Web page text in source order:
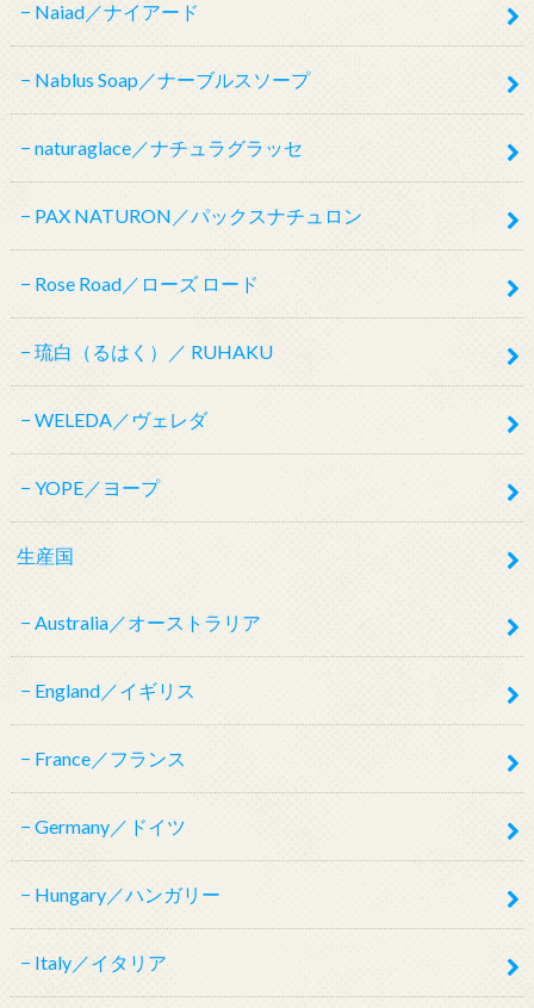
Naiad／ナイアード
Nablus Soap／ナーブルスソープ
naturaglace／ナチュラグラッセ
PAX NATURON／パックスナチュロン
Rose Road／ローズ ロード
琉白（るはく）／ RUHAKU
WELEDA／ヴェレダ
YOPE／ヨープ
生産国
Australia／オーストラリア
England／イギリス
France／フランス
Germany／ドイツ
Hungary／ハンガリー
Italy／イタリア